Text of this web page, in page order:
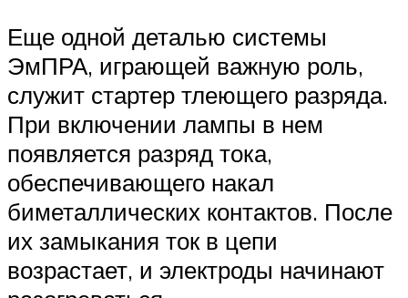
Еще одной деталью системы
ЭмПРА, играющей важную роль,
служит стартер тлеющего разряда.
При включении лампы в нем
появляется разряд тока,
обеспечивающего накал
биметаллических контактов. После
их замыкания ток в цепи
возрастает, и электроды начинают